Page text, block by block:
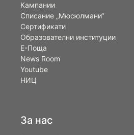
Кампании
Списание „Мюсюлмани“
Сертификати
Образователни институции
Е-Поща
News Room
Youtube
НИЦ
За нас